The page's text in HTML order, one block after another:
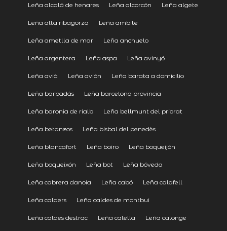
Leña alcalá de henares Leña alcorcón Leña algete
Leña alta ribagorza Leña ambite
Leña ametlla de mar Leña anchuelo
Leña argentera Leña aspa Leña avinyó
Leña avià Leña avión Leña barata a domicilio
Leña barbadás Leña barcelona provincia
Leña baronia de rialb Leña bellmunt del priorat
Leña betanzos Leña bisbal del penedès
Leña blancafort Leña boiro Leña boqueijón
Leña boqueixón Leña bot Leña bóveda
Leña cabrera danoia Leña cabó Leña calafell
Leña calders Leña caldes de montbui
Leña caldes destrac Leña calella Leña calonge